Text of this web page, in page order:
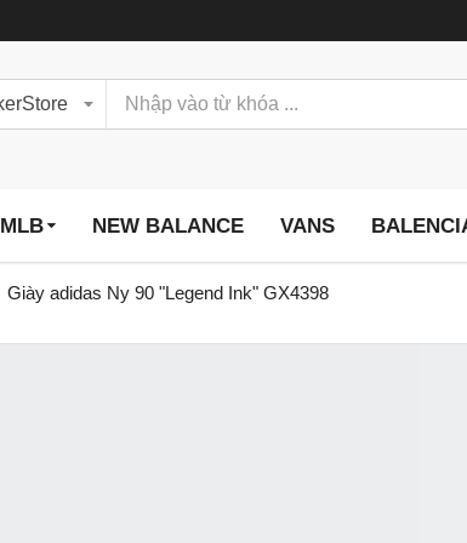
MLB NEW BALANCE VANS
Giày adidas Ny 90 "Legend Ink" GX4398